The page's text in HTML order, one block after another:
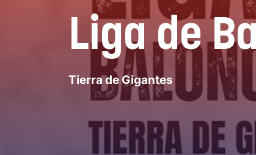
Liga de
Tierra de Gigantes